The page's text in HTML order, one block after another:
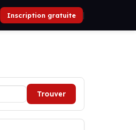
Inscription gratuite |
Trouver